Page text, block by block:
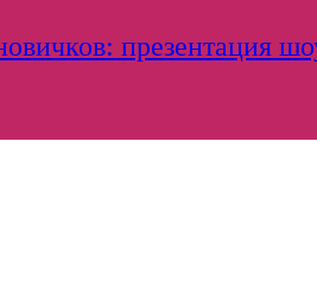
презентация